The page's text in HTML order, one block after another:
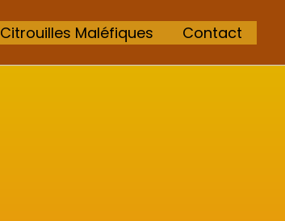
Citrouilles Maléfiques Contact